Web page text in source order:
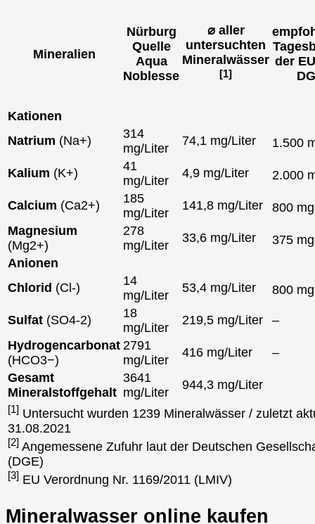
Mineralien
Nürburg
Quelle
Aqua
Noblesse
⌀ aller
untersuchten
Mineralwässer
[1]
der
Kationen
Natrium (Na+)
314
mg/Liter
74,1 mg/Liter 1.500
Kalium (K+)
41
mg/Liter
4,9 mg/Liter 2.000
Calcium (Ca2+)
185
mg/Liter
141,8 mg/Liter
800
Magnesium
(Mg2+)
278
mg/Liter
33,6 mg/Liter
375
Anionen
Chlorid (Cl-)
14
mg/Liter
53,4 mg/Liter 800
Sulfat (SO4-2)
18
mg/Liter
219,5 mg/Liter
–
Hydrogencarbonat
(HCO3−)
2791
mg/Liter
416 mg/Liter
–
Gesamt
Mineralstoffgehalt
3641
mg/Liter
944,3 mg/Liter
[1] Untersucht wurden 1239 Mineralwässer / zuletzt
31.08.2021
[2] Angemessene Zufuhr laut der Deutschen
(DGE)
[3] EU Verordnung Nr. 1169/2011 (LMIV)
Mineralwasser online kaufen